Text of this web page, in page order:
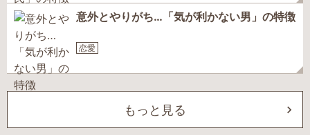
意外とやりがち…「気が利かない男」の特徴
恋愛
もっと見る